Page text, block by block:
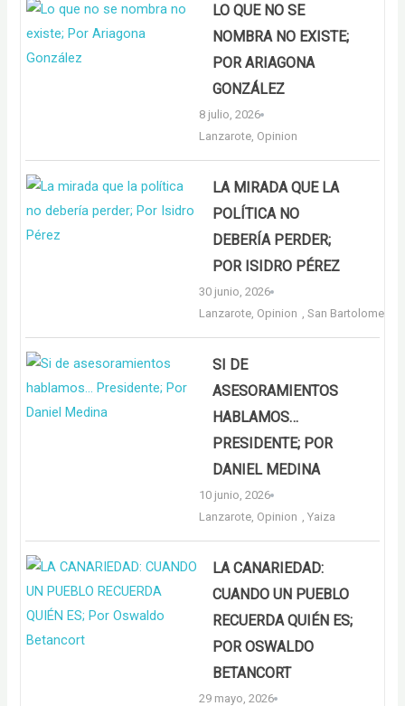
LO QUE NO SE
NOMBRA NO EXISTE;
POR ARIAGONA
GONZÁLEZ
8 julio, 2026
Lanzarote Opinion
LA MIRADA QUE LA
POLÍTICA NO
DEBERÍA PERDER;
POR ISIDRO PÉREZ
30 junio, 2026
Lanzarote Opinion ,San Bartolome
SI DE
ASESORAMIENTOS
HABLAMOS…
PRESIDENTE; POR
DANIEL MEDINA
10 junio, 2026
Lanzarote Opinion ,Yaiza
LA CANARIEDAD:
CUANDO UN PUEBLO
RECUERDA QUIÉN ES;
POR OSWALDO
BETANCORT
29 mayo, 2026